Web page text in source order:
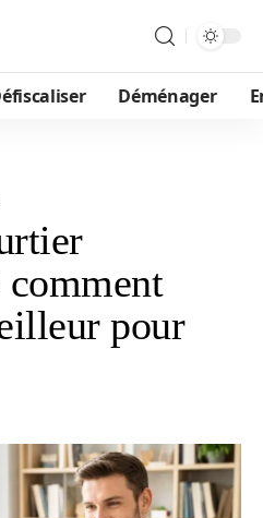
Déménager
pour